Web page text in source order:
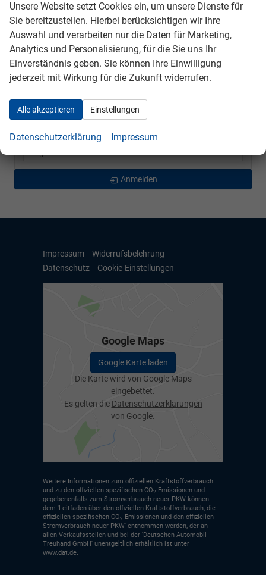
Golf
Golf Variant
Passat Variant
Polo
Taigo
Tayron
Tiguan
Anmelden
Impressum
Widerrufsbelehrung
Datenschutz
Cookie-Einstellungen
Google Maps
Google Karte laden
Die Karte wird von Google Maps
eingebettet.
Es gelten die Datenschutzerklärungen
von Google.
Weitere Informationen zum offiziellen Kraftstoffverbrauch
und zu den offiziellen spezifischen CO2-Emissionen und
gegebenenfalls zum Stromverbrauch neuer PKW können
dem 'Leitfaden über den offiziellen Kraftstoffverbrauch, die
offiziellen spezifischen CO2-Emissionen und den offiziellen
Stromverbrauch neuer PKW' entnommen werden, der an
allen Verkaufsstellen und bei der 'Deutschen Automobil
Treuhand GmbH' unentgeltlich erhältlich ist unter
www.dat.de.
Unsere Website setzt Cookies ein, um unsere Dienste für
Sie bereitzustellen. Hierbei berücksichtigen wir Ihre
Auswahl und verarbeiten nur die Daten für Marketing,
Analytics und Personalisierung, für die Sie uns Ihr
Einverständnis geben. Sie können Ihre Einwilligung
jederzeit mit Wirkung für die Zukunft widerrufen.
Alle akzeptieren Einstellungen
Datenschutzerklärung Impressum